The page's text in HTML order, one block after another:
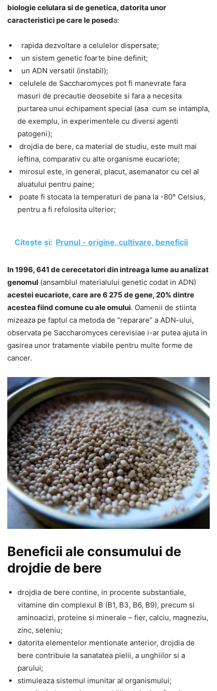
biologie celulara si de genetica, datorita unor
caracteristici pe care le poseda:
rapida dezvoltare a celulelor dispersate;
un sistem genetic foarte bine definit;
un ADN versatil (instabil);
celulele de Saccharomyces pot fi manevrate fara
masuri de precautie deosebite si fara a necesita
purtarea unui echipament special (asa cum se intampla,
de exemplu, in experimentele cu diversi agenti
patogeni);
drojdia de bere, ca material de studiu, este mult mai
ieftina, comparativ cu alte organisme eucariote;
mirosul este, in general, placut, asemanator cu cel al
aluatului pentru paine;
poate fi stocata la temperaturi de pana la -80° Celsius,
pentru a fi refolosita ulterior;
Citește și: Prunul - origine, cultivare, beneficii
In 1996, 641 de cerecetatori din intreaga lume au analizat
genomul (ansamblul materialului genetic codat in ADN)
acestei eucariote, care are 6 275 de gene, 20% dintre
acestea fiind comune cu ale omului. Oamenii de stiinta
mizeaza pe faptul ca metoda de “reparare” a ADN-ului,
observata pe Saccharomyces cerevisiae i-ar putea ajuta in
gasirea unor tratamente viabile pentru multe forme de
cancer.
Beneficii ale consumului de
drojdie de bere
drojdia de bere contine, in procente substantiale,
vitamine din complexul B (B1, B3, B6, B9), precum si
aminoacizi, proteine si minerale – fier, calciu, magneziu,
zinc, seleniu;
datorita elementelor mentionate anterior, drojdia de
bere contribuie la sanatatea pielii, a unghiilor si a
parului;
stimuleaza sistemul imunitar al organismului;